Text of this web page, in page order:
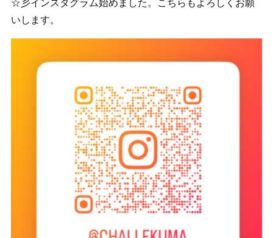
☆彡インスタグラム始めました。こちらもよろしくお願
いします。